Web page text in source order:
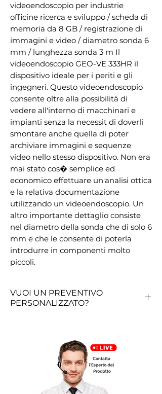
videoendoscopio per industrie
officine ricerca e sviluppo / scheda di
memoria da 8 GB / registrazione di
immagini e video / diametro sonda 6
mm / lunghezza sonda 3 m Il
videoendoscopio GEO-VE 333HR il
dispositivo ideale per i periti e gli
ingegneri. Questo videoendoscopio
consente oltre alla possibilità di
vedere all'interno di macchinari e
impianti senza la necessit di doverli
smontare anche quella di poter
archiviare immagini e sequenze
video nello stesso dispositivo. Non era
mai stato cos� semplice ed
economico effettuare un'analisi ottica
e la relativa documentazione
utilizzando un videoendoscopio. Un
altro importante dettaglio consiste
nel diametro della sonda che di solo 6
mm e che le consente di poterla
introdurre in componenti molto
piccoli.
VUOI UN PREVENTIVO
PERSONALIZZATO?